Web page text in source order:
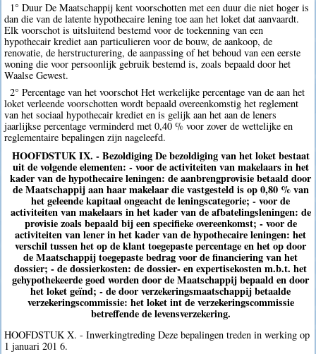
1° Duur De Maatschappij kent voorschotten met een duur die niet hoger is
dan die van de latente hypothecaire lening toe aan het loket dat aanvaardt.
Elk voorschot is uitsluitend bestemd voor de toekenning van een
hypothecair krediet aan particulieren voor de bouw, de aankoop, de
renovatie, de herstructurering, de aanpassing of het behoud van een eerste
woning die voor persoonlijk gebruik bestemd is, zoals bepaald door het
Waalse Gewest.
2° Percentage van het voorschot Het werkelijke percentage van de aan het
loket verleende voorschotten wordt bepaald overeenkomstig het reglement
van het sociaal hypothecair krediet en is gelijk aan het aan de leners
jaarlijkse percentage verminderd met 0,40 % voor zover de wettelijke en
reglementaire bepalingen zijn nageleefd.
HOOFDSTUK IX. - Bezoldiging De bezoldiging van het loket bestaat
uit de volgende elementen: - voor de activiteiten van makelaars in het
kader van de hypothecaire leningen: de aanbrengprovisie betaald door
de Maatschappij aan haar makelaar die vastgesteld is op 0,80 % van
het geleende kapitaal ongeacht de leningscategorie; - voor de
activiteiten van makelaars in het kader van de afbatelingsleningen: de
provisie zoals bepaald bij een specifieke overeenkomst; - voor de
activiteiten van lener in het kader van de hypothecaire leningen: het
verschil tussen het op de klant toegepaste percentage en het op door
de Maatschappij toegepaste bedrag voor de financiering van het
dossier; - de dossierkosten: de dossier- en expertisekosten m.b.t. het
gehypothekeerde goed worden door de Maatschappij bepaald en door
het loket geïnd; - de door verzekeringsmaatschappij betaalde
verzekeringscommissie: het loket int de verzekeringscommissie
betreffende de levensverzekering.
HOOFDSTUK X. - Inwerkingtreding Deze bepalingen treden in werking op
1 januari 201 6.